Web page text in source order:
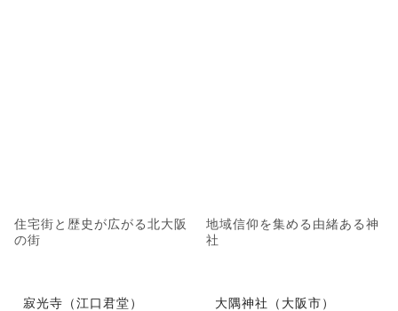
住宅街と歴史が広がる北大阪
の街
地域信仰を集める由緒ある神
社
寂光寺（江口君堂） 大隅神社（大阪市）